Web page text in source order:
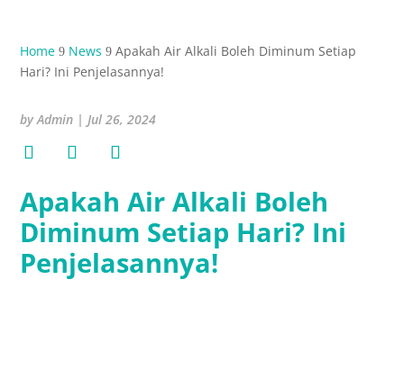
Home 9 News 9 Apakah Air Alkali Boleh Diminum Setiap
Hari? Ini Penjelasannya!
byAdmin |Jul 26, 2024
Apakah Air Alkali Boleh
Diminum Setiap Hari? Ini
Penjelasannya!